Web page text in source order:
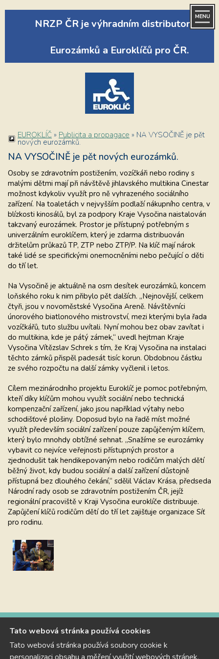
NRZP ČR je výhradním distributorem
Eurozámků a Euroklíčů pro ČR.
MENU
EUROKLÍČ » Publicita a propagace » NA VYSOČINĚ je pět
nových eurozámků.
NA VYSOČINĚ je pět nových eurozámků.
Osoby se zdravotním postižením, vozíčkáři nebo rodiny s
malými dětmi mají při návštěvě jihlavského multikina Cinestar
možnost kdykoliv využít pro ně vyhrazeného sociálního
zařízení. Na toaletách v nejvyšším podlaží nákupního centra, v
blízkosti kinosálů, byl za podpory Kraje Vysočina naistalován
takzvaný eurozámek. Prostor je přístupný potřebným s
univerzálním euroklíčem, který je zdarma distribuován
držitelům průkazů TP, ZTP nebo ZTP/P. Na klíč mají nárok
také lidé se specifickými onemocněními nebo pečující o děti
do tří let.
Na Vysočině je aktuálně na osm desítek eurozámků, koncem
loňského roku k nim přibylo pět dalších. „Nejnovější, celkem
čtyři, jsou v novoměstské Vysočina Areně. Návštěvníci
únorového biatlonového mistrovství, mezi kterými byla řada
vozíčkářů, tuto službu uvítali. Nyní mohou bez obav zavítat i
do multikina, kde je pátý zámek,“ uvedl hejtman Kraje
Vysočina Vítězslav Schrek s tím, že Kraj Vysočina na instalaci
těchto zámků přispěl padesát tisíc korun. Obdobnou částku
ze svého rozpočtu na další zámky vyčlenil i letos.
Cílem mezinárodního projektu Euroklíč je pomoc potřebným,
kteří díky klíčům mohou využít sociální nebo technická
kompenzační zařízení, jako jsou například výtahy nebo
schodišťové plošiny. Doposud bylo na řadě míst možné
využít především sociální zařízení pouze zapůjčeným klíčem,
který bylo mnohdy obtížné sehnat. „Snažíme se eurozámky
vybavit co nejvíce veřejnosti přístupných prostor a
zjednodušit tak hendikepovaným nebo rodičům malých dětí
běžný život, kdy budou sociální a další zařízení důstojně
přístupná bez dlouhého čekání,“ sdělil Václav Krása, předseda
Národní rady osob se zdravotním postižením ČR, jejíž
regionální pracoviště v Kraji Vysočina euroklíče distribuuje.
Zapůjčení klíčů rodičům dětí do tří let zajišťuje organizace Síť
pro rodinu.
Národní rada osob se zdravotním
postižením ČR, z.s.
Tato webová stránka používá cookies
Tato webová stránka používá soubory cookie k